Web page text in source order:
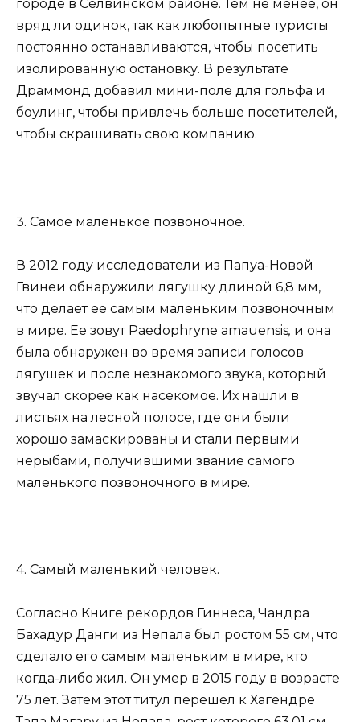
городе в Селвинском районе. Тем не менее, он
вряд ли одинок, так как любопытные туристы
постоянно останавливаются, чтобы посетить
изолированную остановку. В результате
Драммонд добавил мини-поле для гольфа и
боулинг, чтобы привлечь больше посетителей,
чтобы скрашивать свою компанию.
3. Самое маленькое позвоночное.
В 2012 году исследователи из Папуа-Новой
Гвинеи обнаружили лягушку длиной 6,8 мм,
что делает ее самым маленьким позвоночным
в мире. Ее зовут Paedophryne amauensis, и она
была обнаружен во время записи голосов
лягушек и после незнакомого звука, который
звучал скорее как насекомое. Их нашли в
листьях на лесной полосе, где они были
хорошо замаскированы и стали первыми
нерыбами, получившими звание самого
маленького позвоночного в мире.
4. Самый маленький человек.
Согласно Книге рекордов Гиннеса, Чандра
Бахадур Данги из Непала был ростом 55 см, что
сделало его самым маленьким в мире, кто
когда-либо жил. Он умер в 2015 году в возрасте
75 лет. Затем этот титул перешел к Хагендре